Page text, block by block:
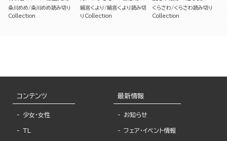
クソデカ愛でハメ堕とされ
ました（単話版）
粂川めめ 粂川めめ読み切り
Collection
じみのとろとろ執愛セック
スで抱き潰されて（単話版）
絹宮くより
絹宮くより読み切
りCollection
ダの奥まで注ぎ込まれて
（単話版）
くらさわ
くらさわ読み切り
Collection
コンテンツ
少女・女性
TL
最新情報
お知らせ
フェア・イベント情報